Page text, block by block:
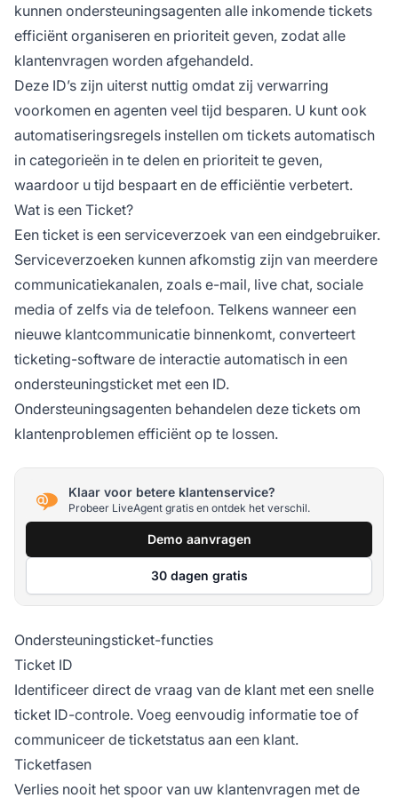
kunnen ondersteuningsagenten alle inkomende tickets
efficiënt organiseren en prioriteit geven, zodat alle
klantenvragen worden afgehandeld.
Deze ID’s zijn uiterst nuttig omdat zij verwarring
voorkomen en agenten veel tijd besparen. U kunt ook
automatiseringsregels instellen om tickets automatisch
in categorieën in te delen en prioriteit te geven,
waardoor u tijd bespaart en de efficiëntie verbetert.
Wat is een Ticket?
Een ticket is een serviceverzoek van een eindgebruiker.
Serviceverzoeken kunnen afkomstig zijn van meerdere
communicatiekanalen, zoals e-mail, live chat, sociale
media of zelfs via de telefoon. Telkens wanneer een
nieuwe klantcommunicatie binnenkomt, converteert
ticketing-software de interactie automatisch in een
ondersteuningsticket met een ID.
Ondersteuningsagenten behandelen deze tickets om
klantenproblemen efficiënt op te lossen.
Klaar voor betere klantenservice?
Probeer LiveAgent gratis en ontdek het verschil.
Demo aanvragen
30 dagen gratis
Ondersteuningsticket-functies
Ticket ID
Identificeer direct de vraag van de klant met een snelle
ticket ID-controle. Voeg eenvoudig informatie toe of
communiceer de ticketstatus aan een klant.
Ticketfasen
Verlies nooit het spoor van uw klantenvragen met de